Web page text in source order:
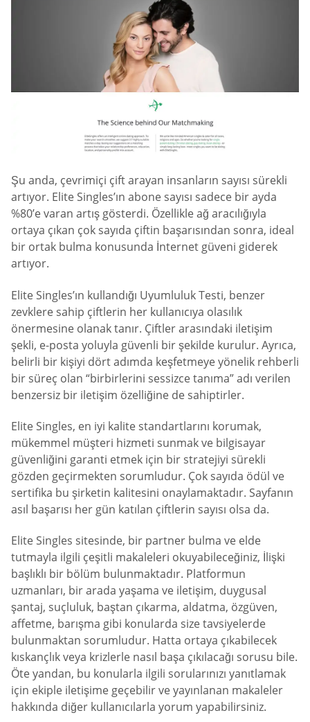
Şu anda, çevrimiçi çift arayan insanların sayısı sürekli
artıyor. Elite Singles’ın abone sayısı sadece bir ayda
%80’e varan artış gösterdi. Özellikle ağ aracılığıyla
ortaya çıkan çok sayıda çiftin başarısından sonra, ideal
bir ortak bulma konusunda İnternet güveni giderek
artıyor.
Elite Singles’ın kullandığı Uyumluluk Testi, benzer
zevklere sahip çiftlerin her kullanıcıya olasılık
önermesine olanak tanır. Çiftler arasındaki iletişim
şekli, e-posta yoluyla güvenli bir şekilde kurulur. Ayrıca,
belirli bir kişiyi dört adımda keşfetmeye yönelik rehberli
bir süreç olan “birbirlerini sessizce tanıma” adı verilen
benzersiz bir iletişim özelliğine de sahiptirler.
Elite Singles, en iyi kalite standartlarını korumak,
mükemmel müşteri hizmeti sunmak ve bilgisayar
güvenliğini garanti etmek için bir stratejiyi sürekli
gözden geçirmekten sorumludur. Çok sayıda ödül ve
sertifika bu şirketin kalitesini onaylamaktadır. Sayfanın
asıl başarısı her gün katılan çiftlerin sayısı olsa da.
Elite Singles sitesinde, bir partner bulma ve elde
tutmayla ilgili çeşitli makaleleri okuyabileceğiniz, İlişki
başlıklı bir bölüm bulunmaktadır. Platformun
uzmanları, bir arada yaşama ve iletişim, duygusal
şantaj, suçluluk, baştan çıkarma, aldatma, özgüven,
affetme, barışma gibi konularda size tavsiyelerde
bulunmaktan sorumludur. Hatta ortaya çıkabilecek
kıskançlık veya krizlerle nasıl başa çıkılacağı sorusu bile.
Öte yandan, bu konularla ilgili sorularınızı yanıtlamak
için ekiple iletişime geçebilir ve yayınlanan makaleler
hakkında diğer kullanıcılarla yorum yapabilirsiniz.